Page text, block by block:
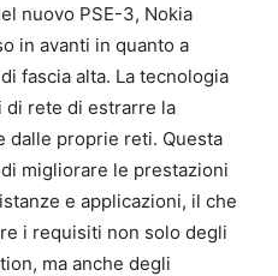
nuovo PSE-3, Nokia
in avanti in quanto a
fascia alta. La tecnologia
di rete di estrarre la
dalle proprie reti. Questa
migliorare le prestazioni
e applicazioni, il che
i requisiti non solo degli
ma anche degli